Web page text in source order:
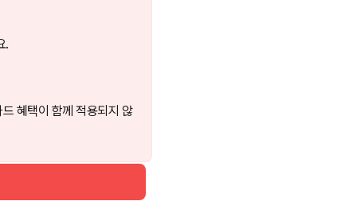
.
혜택이 함께 적용되지 않